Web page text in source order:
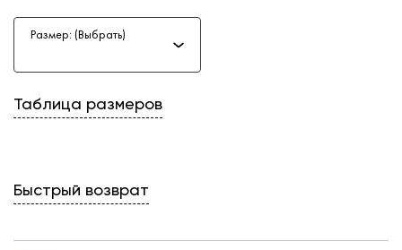
Размер: (Выбрать)
Таблица размеров
Быстрый возврат